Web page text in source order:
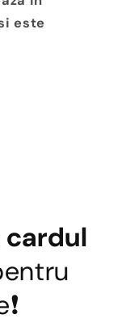
este